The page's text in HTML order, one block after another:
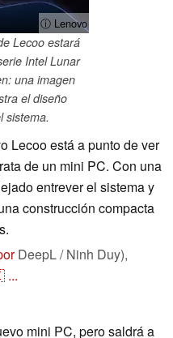
ⓘ Lenovo
Lecoo estará
Intel Lunar
una imagen
el diseño
sistema.
Lecoo está a punto de ver
de un mini PC. Con una
entrever el sistema y
construcción compacta
DeepL / Ninh Duy),
...
mini PC, pero saldrá a